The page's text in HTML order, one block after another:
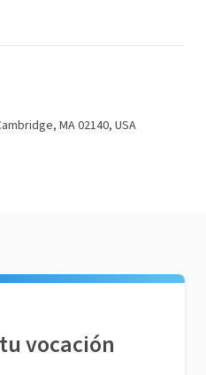
MA 02140, USA
vocación